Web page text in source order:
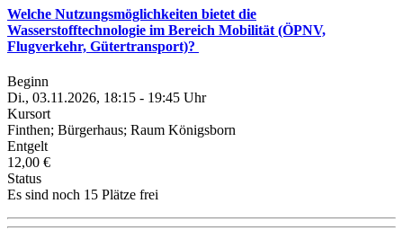
Welche Nutzungsmöglichkeiten bietet die
Wasserstofftechnologie im Bereich Mobilität (ÖPNV,
Flugverkehr, Gütertransport)?
Beginn
Di., 03.11.2026, 18:15 - 19:45 Uhr
Kursort
Finthen; Bürgerhaus; Raum Königsborn
Entgelt
12,00 €
Status
Es sind noch 15 Plätze frei